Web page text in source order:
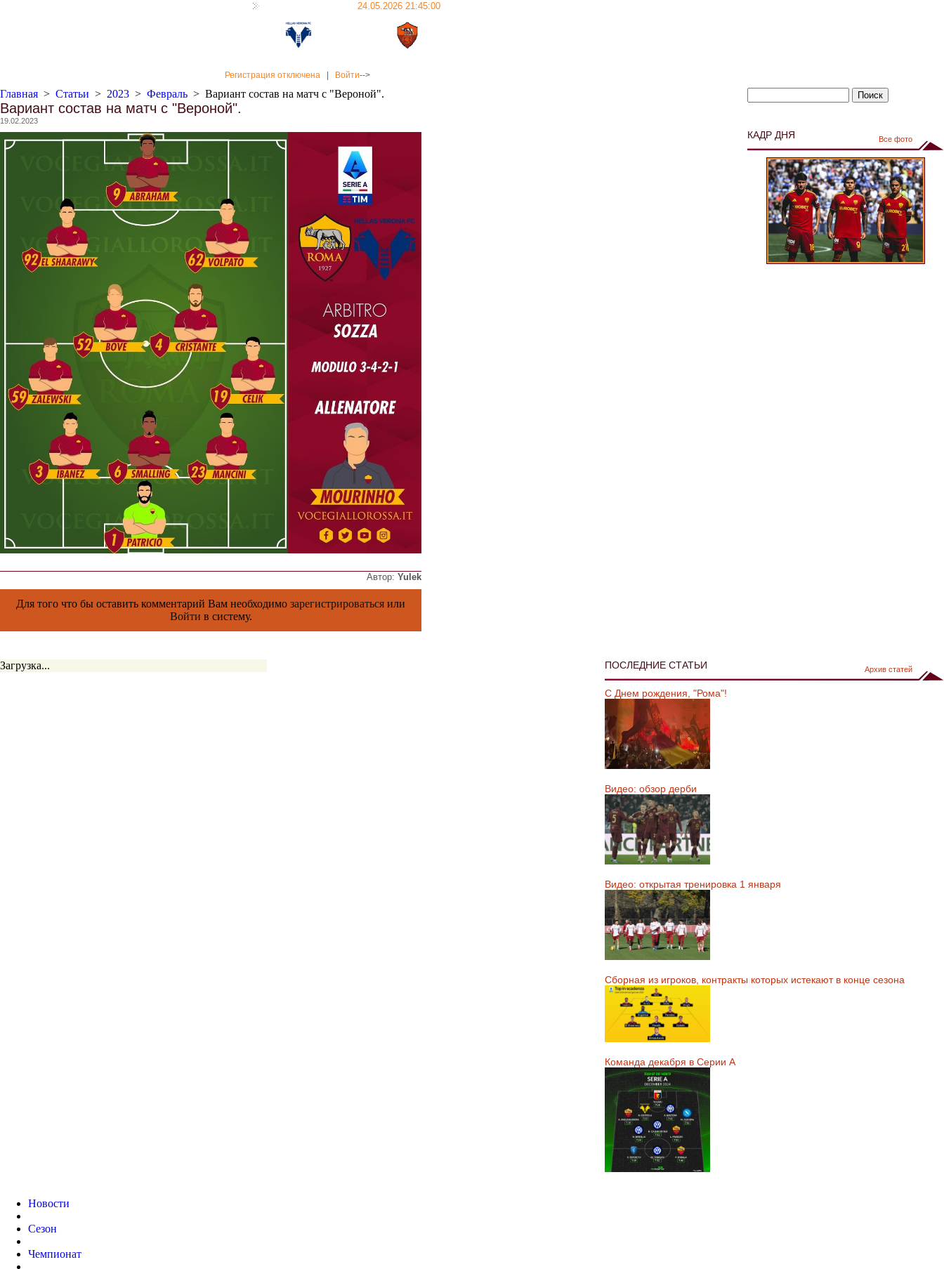
24.05.2026 21:45:00
Регистрация отключена Войти-->
Главная > Статьи > 2023 > Февраль > Вариант состав на матч с "Вероной".
Вариант состав на матч с "Вероной".
19.02.2023
Автор: Yulek
Для того что бы оставить комментарий Вам необходимо зарегистрироваться или
Войти в систему.
КАДР ДНЯ Все фото
Загрузка... ПОСЛЕДНИЕ СТАТЬИ Архив статей
С Днем рождения, "Рома"!
Видео: обзор дерби
Видео: открытая тренировка 1 января
Сборная из игроков, контракты которых истекают в конце сезона
Команда декабря в Серии А
Новости
Сезон
Чемпионат